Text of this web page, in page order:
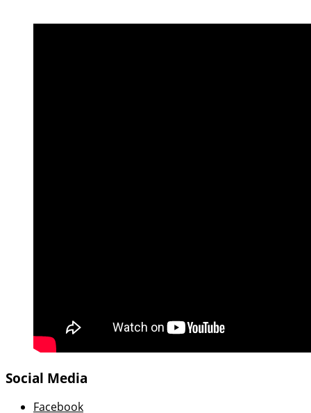
Social Media
Facebook